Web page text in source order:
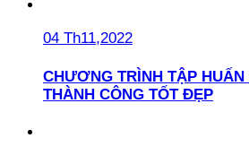
04 Th11,2022
CHƯƠNG TRÌNH TẬP
THÀNH CÔNG TỐT ĐẸP